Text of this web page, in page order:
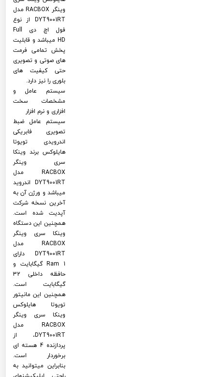
وینگر RACBOX مدل
DYT9001RT از نوع
فول اچ دی Full
HD میباشد و قابلیت
پخش تمامی فرمت
های صوتی و تصویری
حتی کیفیت های
بلوری را نیز دارد.
سیستم عامل و
مشخصات سخت
افزاری و نرم افزار
سیستم عامل ضبط
تصویری فابریکی
اندرویدی تویوتا
هایلوکس برند وینکا
سری وینگر
RACBOX مدل
DYT9001RT اندروید
میباشد و ورژن آن به
آخرین نسخه شرکت
آپدیت شده است.
همچنین این دستگاه
وینکا سری وینگر
RACBOX مدل
DYT9001RT دارای
Ram 1 گیگابایت و
حافظه داخلی 32
گیگابایت است.
همچنین این مانیتور
تویوتا هایلوکس
وینکا سری وینگر
RACBOX مدل
DYT9001RT، از
پردازنده 4 هسته ای
برخوردار است.
بنابراین میتوانید به